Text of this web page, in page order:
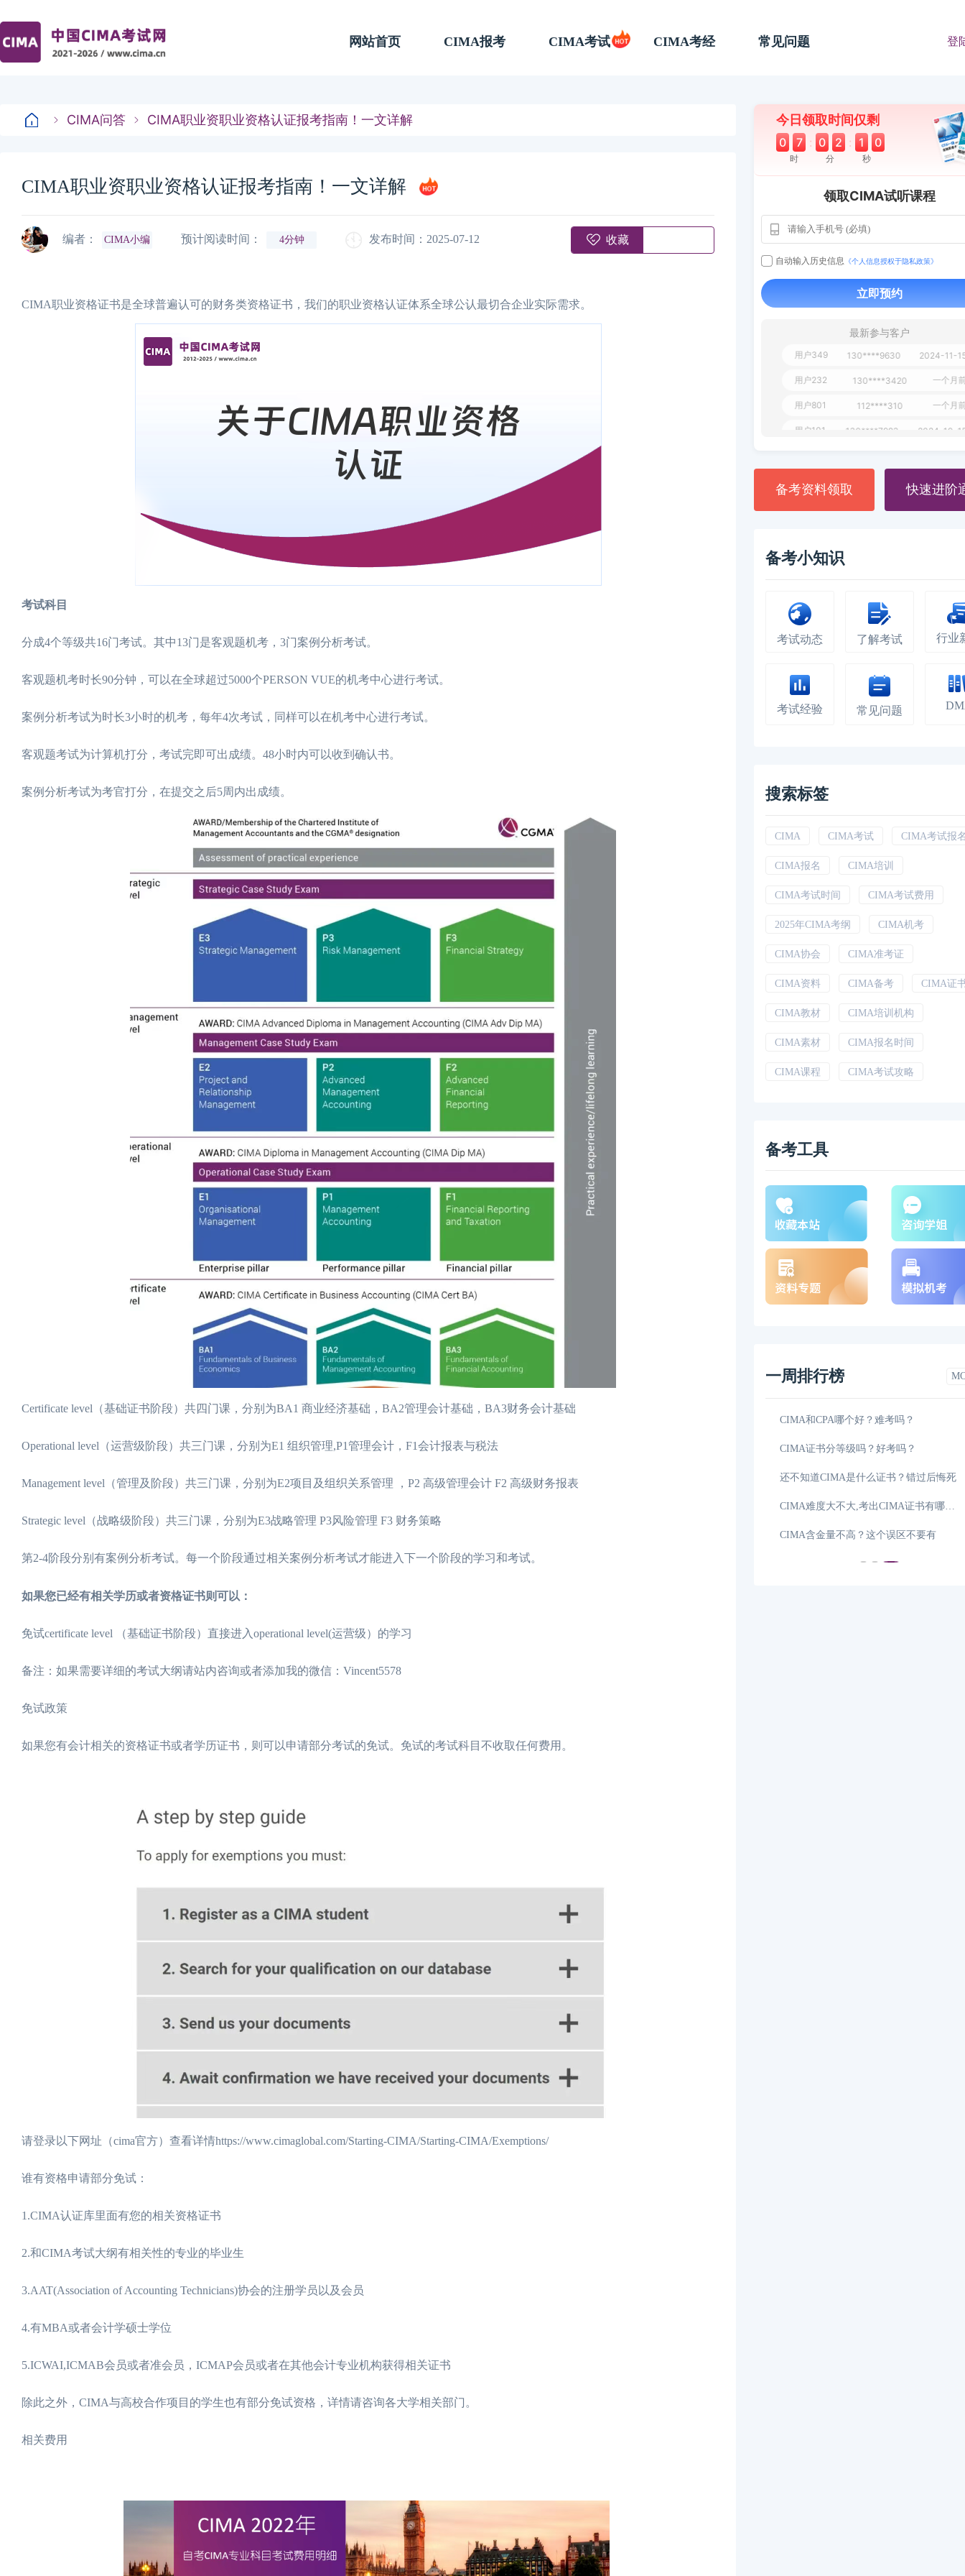
网站首页 CIMA报考 CIMA考试 CIMA考经 常见问题 登
CIMA问答 CIMA职业资职业资格认证报考指南！一文详解
CIMA职业资职业资格认证报考指南！一文详解
编者： CIMA小编 预计阅读时间： 4分钟 发布时间：2025-07-12 收藏
CIMA职业资格证书是全球普遍认可的财务类资格证书，我们的职业资格认证体系全球公认最切合企业实际需求。
考试科目
分成4个等级共16门考试。其中13门是客观题机考，3门案例分析考试。
客观题机考时长90分钟，可以在全球超过5000个PERSON VUE的机考中心进行考试。
案例分析考试为时长3小时的机考，每年4次考试，同样可以在机考中心进行考试。
客观题考试为计算机打分，考试完即可出成绩。48小时内可以收到确认书。
案例分析考试为考官打分，在提交之后5周内出成绩。
Certificate level（基础证书阶段）共四门课，分别为BA1 商业经济基础，BA2管理会计基础，BA3财务会计基础
Operational level（运营级阶段）共三门课，分别为E1 组织管理,P1管理会计，F1会计报表与税法
Management level（管理及阶段）共三门课，分别为E2项目及组织关系管理 ，P2 高级管理会计 F2 高级财务报表
Strategic level（战略级阶段）共三门课，分别为E3战略管理 P3风险管理 F3 财务策略
第2-4阶段分别有案例分析考试。每一个阶段通过相关案例分析考试才能进入下一个阶段的学习和考试。
如果您已经有相关学历或者资格证书则可以：
免试certificate level （基础证书阶段）直接进入operational level(运营级）的学习
备注：如果需要详细的考试大纲请站内咨询或者添加我的微信：Vincent5578
免试政策
如果您有会计相关的资格证书或者学历证书，则可以申请部分考试的免试。免试的考试科目不收取任何费用。
请登录以下网址（cima官方）查看详情https://www.cimaglobal.com/Starting-CIMA/Starting-CIMA/Exemptions/
谁有资格申请部分免试：
1.CIMA认证库里面有您的相关资格证书
2.和CIMA考试大纲有相关性的专业的毕业生
3.AAT(Association of Accounting Technicians)协会的注册学员以及会员
4.有MBA或者会计学硕士学位
5.ICWAI,ICMAB会员或者准会员，ICMAP会员或者在其他会计专业机构获得相关证书
除此之外，CIMA与高校合作项目的学生也有部分免试资格，详情请咨询各大学相关部门。
相关费用
今日领取时间仅剩
0 7 : 0 2 : 0 9
时 分 秒
领取CIMA试听课程
自动输入历史信息 《个人信息授权于隐私政策》
立即预约
最新参与客户
130****8017
用户987 130****6344 2024-09-
用户279 130****8868 2024-08-
备考资料领取 快速进阶
备考小知识
考试动态 了解考试 行业
考试经验 常见问题
搜索标签
CIMA CIMA考试 CIMA考试报
CIMA报名 CIMA培训
CIMA考试时间 CIMA考试费用
2025年CIMA考纲 CIMA机考
CIMA协会 CIMA准考证
CIMA资料 CIMA备考 CIMA证
CIMA教材 CIMA培训机构
CIMA素材 CIMA报名时间
CIMA课程 CIMA考试攻略
备考工具
一周排行榜
CIMA证书就业方向多吗？看完这篇
2026年5月CIMA考试带什么？附考试注
2026年5月CIMA考试科目有哪些，学姐
CIMA是什么证书？考试难度大吗，
2026年CIMA考试流程是什么样的，学